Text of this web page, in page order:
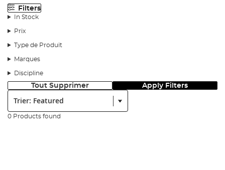
Filters
In Stock
Prix
Type de Produit
Marques
Discipline
Tout Supprimer Apply Filters
0 Products found